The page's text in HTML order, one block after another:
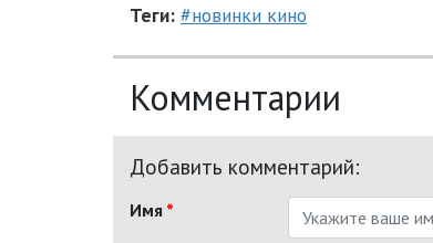
Теги: #новинки кино
Комментарии
Добавить комментарий:
Имя *